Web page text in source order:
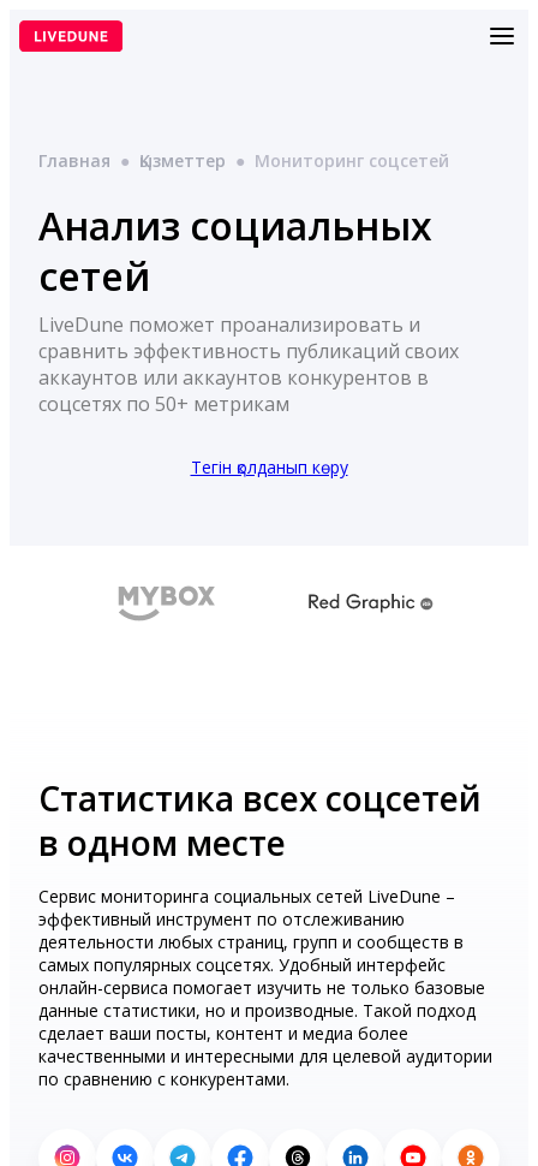
Перейти
Главная ● Қызметтер ● Мониторинг соцсетей
Анализ социальных
сетей
LiveDune поможет проанализировать и
сравнить эффективность публикаций своих
аккаунтов или аккаунтов конкурентов в
соцсетях по 50+ метрикам
Тегін қолданып көру
Статистика всех соцсетей
в одном месте
Сервис мониторинга социальных сетей LiveDune –
эффективный инструмент по отслеживанию
деятельности любых страниц, групп и сообществ в
самых популярных соцсетях. Удобный интерфейс
онлайн-сервиса помогает изучить не только базовые
данные статистики, но и производные. Такой подход
сделает ваши посты, контент и медиа более
качественными и интересными для целевой аудитории
по сравнению с конкурентами.